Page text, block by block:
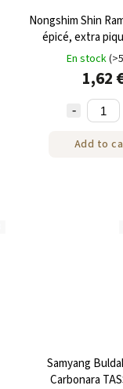
Nongshim Shin
épicé, extra
En stock
1,62
Add to
Samyang
Carbonara